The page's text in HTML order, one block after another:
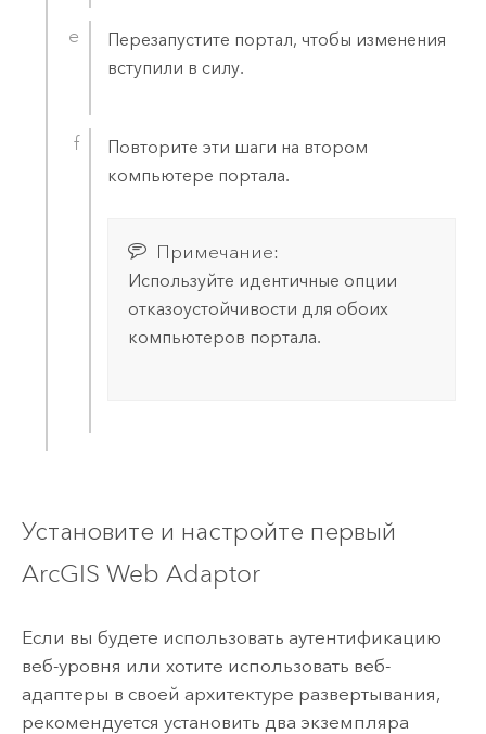
Перезапустите портал, чтобы изменения
вступили в силу.
Повторите эти шаги на втором
компьютере портала.
Примечание:
Используйте идентичные опции
отказоустойчивости для обоих
компьютеров портала.
Установите и настройте первый
ArcGIS Web Adaptor
Если вы будете использовать аутентификацию
веб-уровня или хотите использовать веб-
адаптеры в своей архитектуре развертывания,
рекомендуется установить два экземпляра